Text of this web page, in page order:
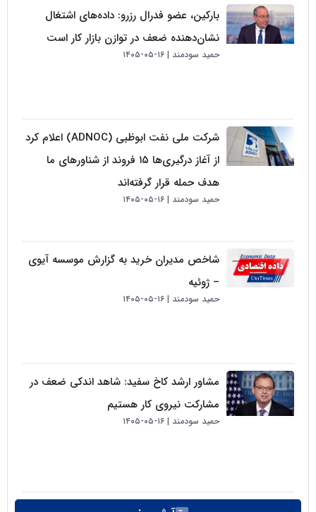
بارکین، عضو فدرال رزرو: داده‌های اشتغال
نشان‌دهنده ضعف در توازن بازار کار است
حمید سودمند ۱۶-۰۵-۱۴۰۵
شرکت ملی نفت ابوظبی (ADNOC) اعلام کرد
از آغاز درگیری‌ها ۱۵ فروند از شناورهای ما
هدف حمله قرار گرفته‌اند
حمید سودمند ۱۶-۰۵-۱۴۰۵
شاخص مدیران خرید به گزارش موسسه آیوی
– ژوئیه
حمید سودمند ۱۶-۰۵-۱۴۰۵
مشاور ارشد کاخ سفید: شاهد اندکی ضعف در
مشارکت نیروی کار هستیم
حمید سودمند ۱۶-۰۵-۱۴۰۵